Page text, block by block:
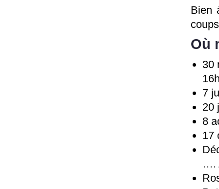
Bien
Où
30
7
20
8
17
….